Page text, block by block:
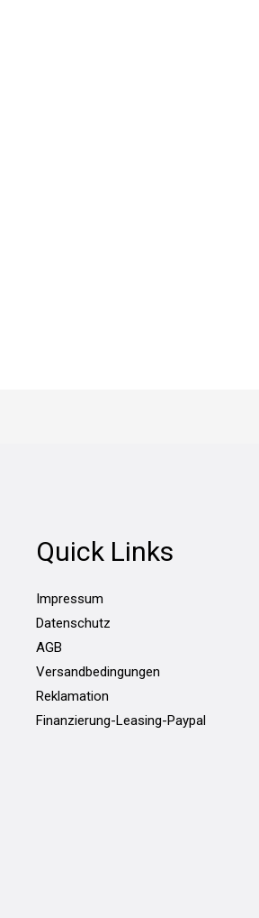
Quick Links
Impressum
Datenschutz
AGB
Versandbedingungen
Reklamation
Finanzierung-Leasing-Paypal